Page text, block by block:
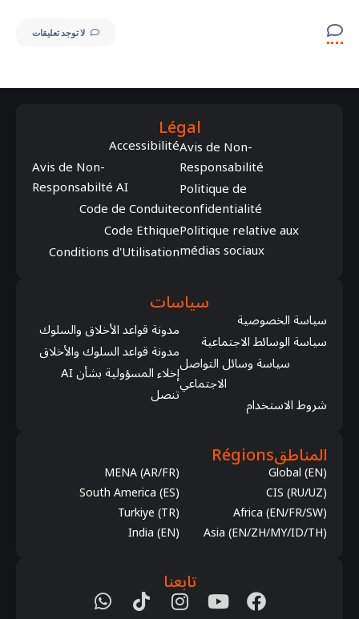
لا توجد تعليقات
Légal
Avis de Non-
Responsabilité
Politique de
confidentialité
Politique relative aux
médias sociaux
Accessibilité
Avis de Non-
Responsabilté AI
Code de Conduite
Code Ethique
Conditions d'Utilisation
سياسات
سياسة الخصوصية
سياسة الوسائط الاجتماعية
سياسة وسائل التواصل
الاجتماعي
شروط الاستخدام
مدونة قواعد الأخلاق والسلوك
مدونة قواعد السلوك والأخلاق
إخلاء المسؤولية بشأن AI
تنصل
المناطقRégions
Global (EN)
CIS (RU/UZ)
Africa (EN/FR/SW)
Asia (EN/ZH/MY/ID/TH)
MENA (AR/FR)
South America (ES)
Turkiye (TR)
India (EN)
تابعنا